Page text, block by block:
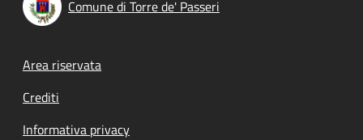
Comune di Torre de' Passeri
Footer menu
Area riservata
Crediti
Informativa privacy